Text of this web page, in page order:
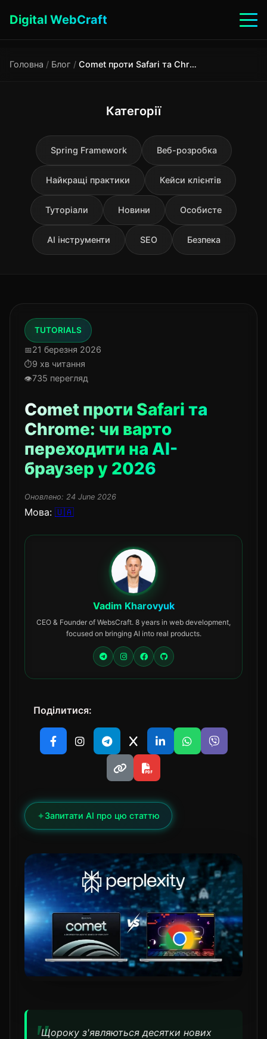
Digital WebCraft
Головна / Блог / Comet проти Safari та Chrome: чи варто переходити на AI-браузер у 2026
Категорії
Spring Framework Веб-розробка
Найкращі практики Кейси клієнтів
Туторіали Новини Особисте
AI інструменти SEO Безпека
TUTORIALS
21 березня 2026
9 хв читання
735 перегляд
Comet проти Safari та
Chrome: чи варто
переходити на AI-
браузер у 2026
Оновлено: 24 June 2026
Мова: 🇺🇦
Vadim Kharovyuk
CEO & Founder of WebsCraft. 8 years in web development,
focused on bringing AI into real products.
Поділитися:
✦Запитати AI про цю статтю
Щороку з'являються десятки нових